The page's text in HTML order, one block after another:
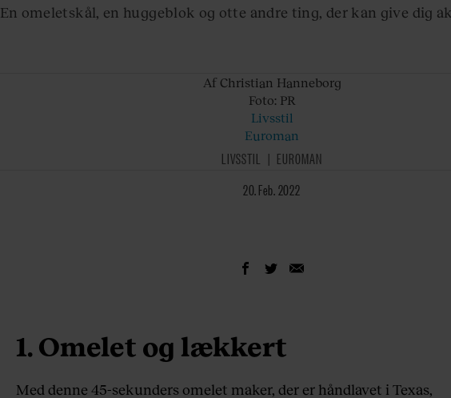
En omeletskål, en huggeblok og otte andre ting, der kan give dig
Af Christian Hanneborg
Foto: PR
Livsstil
Euroman
LIVSSTIL
EUROMAN
20. Feb. 2022
1. Omelet og lækkert
Med denne 45-sekunders omelet maker, der er håndlavet i Texas,